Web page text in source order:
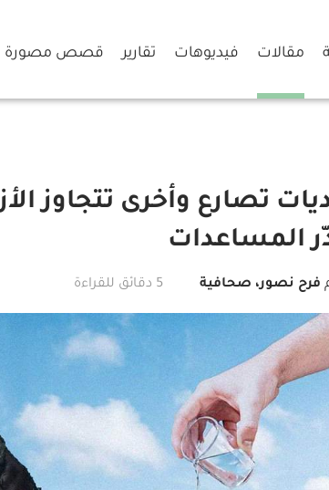
مقالات فيديوهات تقارير قصص مصورة
تصارع وأخرى تتجاوز
المساعدات
فرح نصور، صحافية 5 دقائق للقراءة